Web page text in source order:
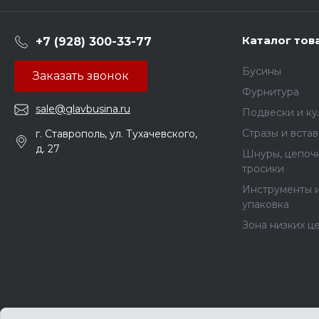
+7 (928) 300-33-77
Заказать звонок
sale@glavbusina.ru
г. Ставрополь, ул. Тухачевского,
д. 27
Каталог
Бусины
Фурнитура
Подвески и
Стразы и
Шнуры,
тросики
Инструменты
упаковка
Зона низких